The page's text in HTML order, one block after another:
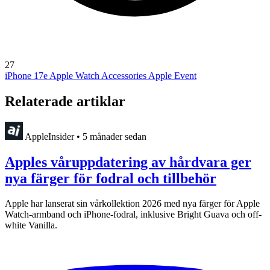
27
iPhone 17e Apple Watch Accessories Apple Event
Relaterade artiklar
AppleInsider • 5 månader sedan
Apples våruppdatering av hårdvara ger
nya färger för fodral och tillbehör
Apple har lanserat sin vårkollektion 2026 med nya färger för Apple
Watch-armband och iPhone-fodral, inklusive Bright Guava och off-
white Vanilla.